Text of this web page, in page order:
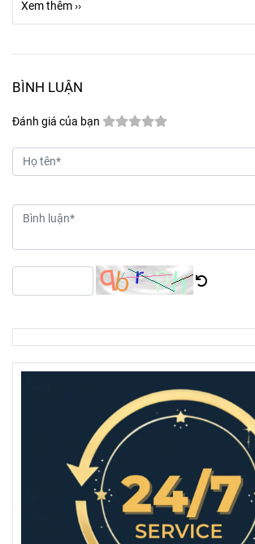
Xem thêm ››
BÌNH LUẬN
Đánh giá của bạn